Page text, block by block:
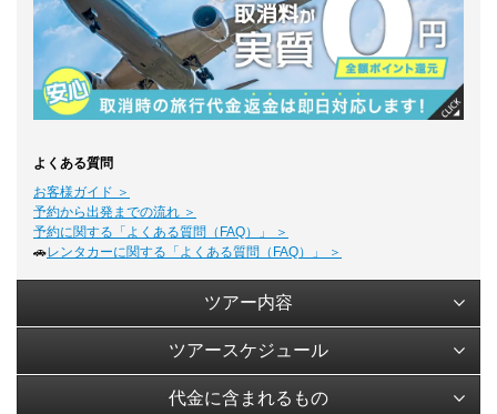
よくある質問
お客様ガイド ＞
予約から出発までの流れ ＞
予約に関する「よくある質問（FAQ）」 ＞
🚗レンタカーに関する「よくある質問（FAQ）」 ＞
ツアー内容
ツアースケジュール
代金に含まれるもの